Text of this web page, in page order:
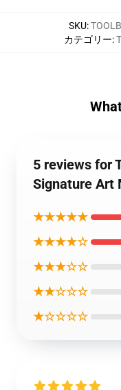
SKU:
カテゴリー:
5 reviews for
Signature Art
★★★★★
★★★★☆
★★★☆☆
★★☆☆☆
★☆☆☆☆